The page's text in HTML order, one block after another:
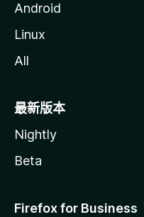
Android
Linux
All
最新版本
Nightly
Beta
Firefox for Business